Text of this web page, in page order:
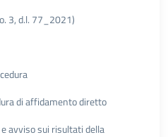
3, d.l. 77_2021)
di affidamento diretto
avviso sui risultati della